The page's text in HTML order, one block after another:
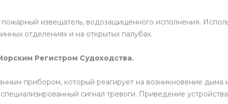
извещатель, водозащищенного исполнения.
отделениях и на открытых палубах.
Регистром Судоходства.
прибором, который реагирует на возникновение
сигнал тревоги. Приведение